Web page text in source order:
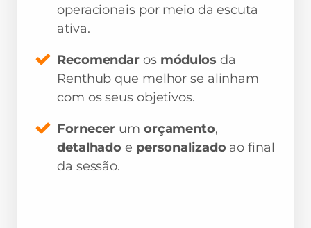
operacionais por meio da escuta
ativa.
Recomendar osmódulos da
Renthub que melhor se alinham
com os seus objetivos.
Fornecer um orçamento,
detalhado e personalizadoao final
da sessão.